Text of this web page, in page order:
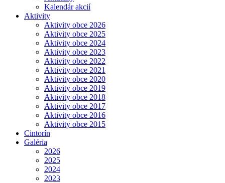
Kalendár akcií
Aktivity
Aktivity obce 2026
Aktivity obce 2025
Aktivity obce 2024
Aktivity obce 2023
Aktivity obce 2022
Aktivity obce 2021
Aktivity obce 2020
Aktivity obce 2019
Aktivity obce 2018
Aktivity obce 2017
Aktivity obce 2016
Aktivity obce 2015
Cintorín
Galéria
2026
2025
2024
2023